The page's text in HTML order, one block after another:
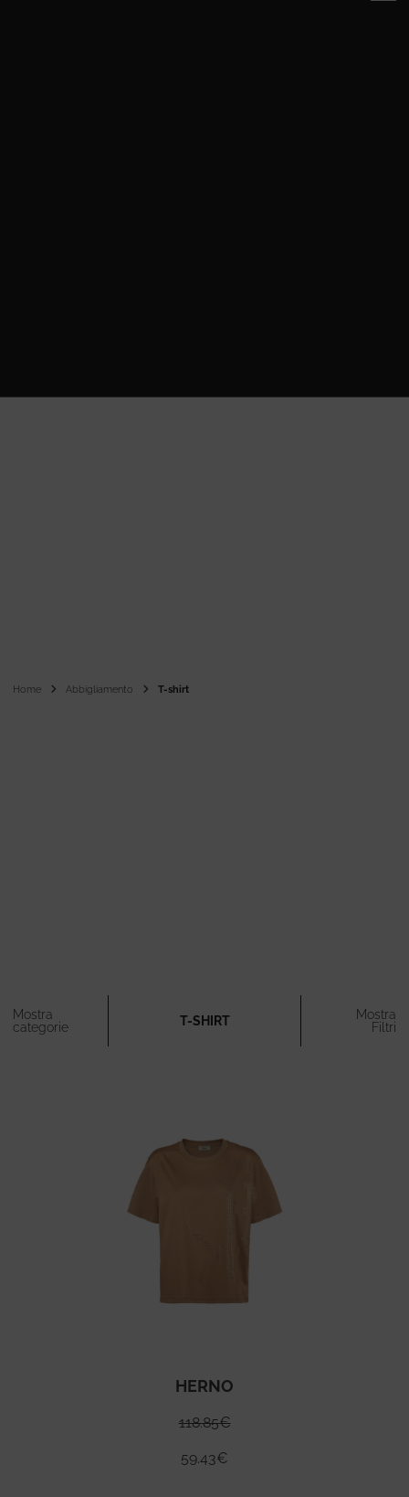
Home Abbigliamento T-shirt
Mostra
categorie
T-SHIRT
Mostra
Filtri
HERNO
118.85€
59.43€